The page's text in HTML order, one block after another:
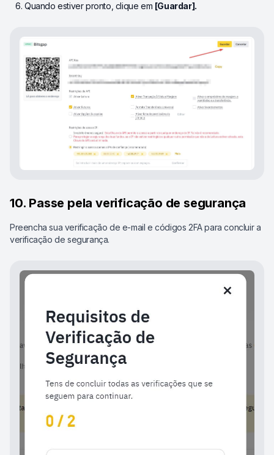
Quando estiver pronto, clique em [Guardar].
10. Passe pela verificação de segurança
Preencha sua verificação de e-mail e códigos 2FA para concluir a
verificação de segurança.